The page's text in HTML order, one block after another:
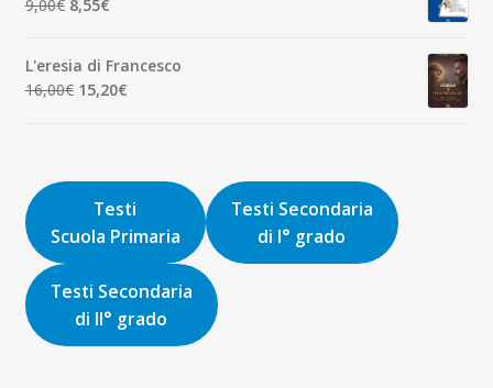
8,00€.7,60€.
9,00€
era:
9,00€.
8,55€
è:
8,55€.
L'eresia di Francesco
16,00€ Il
16,00€.
15,20€Il
15,20€.
Testi
Scuola Primaria
Testi Secondaria
di I° grado
Testi Secondaria
di II° grado